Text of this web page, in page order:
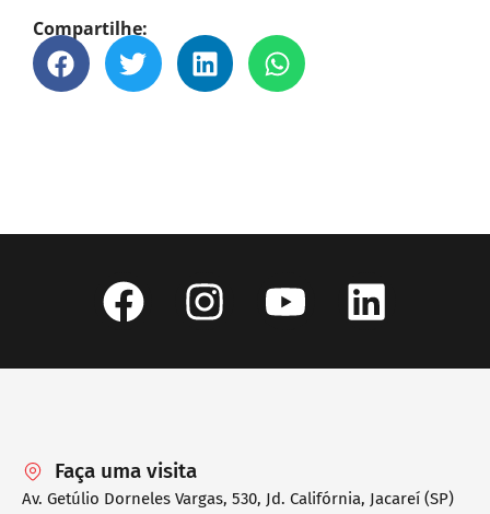
Compartilhe:
Faça uma visita
Av. Getúlio Dorneles Vargas, 530, Jd. Califórnia, Jacareí (SP)